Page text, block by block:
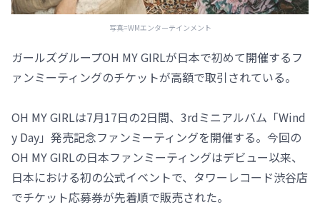
写真=WMエンターテインメント
ガールズグループOH MY GIRLが日本で初めて開催するフ
ァンミーティングのチケットが高額で取引されている。
OH MY GIRLは7月17日の2日間、3rdミニアルバム「Wind
y Day」発売記念ファンミーティングを開催する。今回の
OH MY GIRLの日本ファンミーティングはデビュー以来、
日本における初の公式イベントで、タワーレコード渋谷店
でチケット応募券が先着順で販売された。